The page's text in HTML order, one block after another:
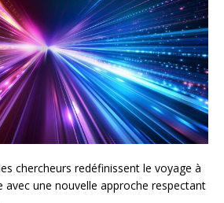
chercheurs redéfinissent le voyage à
avec une nouvelle approche respectant